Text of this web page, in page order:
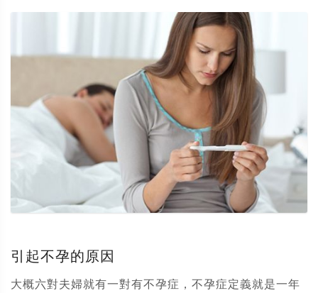
引起不孕的原因
大概六對夫婦就有一對有不孕症，不孕症定義就是一年